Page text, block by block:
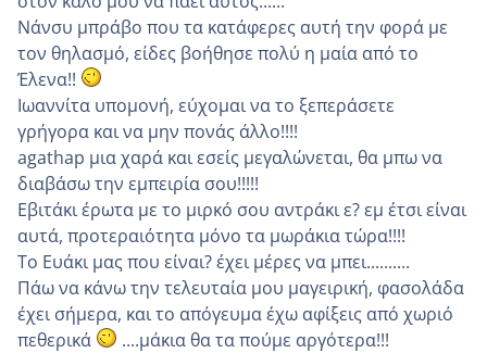
Νάνσυ μπράβο που τα κατάφερες αυτή την φορά με
τον θηλασμό, είδες βοήθησε πολύ η μαία από το
Έλενα!!
Ιωαννίτα υπομονή, εύχομαι να το ξεπεράσετε
γρήγορα και να μην πονάς άλλο!!!!
agathap μια χαρά και εσείς μεγαλώνεται, θα μπω να
διαβάσω την εμπειρία σου!!!!!
Εβιτάκι έρωτα με το μιρκό σου αντράκι ε? εμ έτσι είναι
αυτά, προτεραιότητα μόνο τα μωράκια τώρα!!!!
Το Ευάκι μας που είναι? έχει μέρες να μπει..........
Πάω να κάνω την τελευταία μου μαγειρική, φασολάδα
έχει σήμερα, και το απόγευμα έχω αφίξεις από χωριό
πεθερικά
....μάκια θα τα πούμε αργότερα!!!